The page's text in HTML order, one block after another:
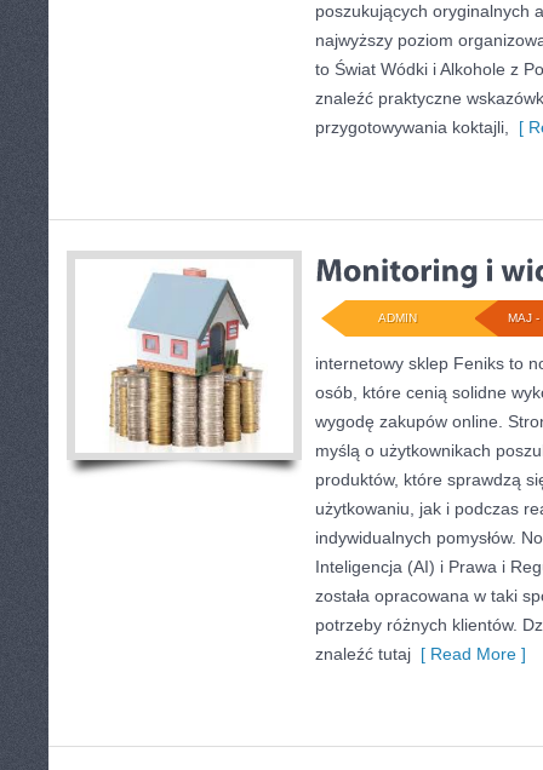
poszukujących oryginalnych
najwyższy poziom
to Świat Wódki i Alkohole z
znaleźć praktyczne
przygotowywania koktajli,
[
MAJ -
ADMIN
internetowy sklep Feniks to
osób, które cenią solidne
wygodę zakupów online.
myślą o użytkownikach
produktów, które sprawdzą
użytkowaniu, jak i podczas
indywidualnych pomysłów.
Inteligencja (AI) i Prawa i
została opracowana w taki
potrzeby różnych klientów.
znaleźć tutaj [ Read More ]